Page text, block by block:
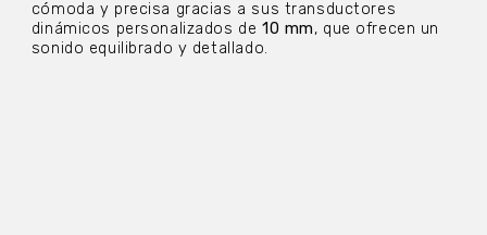
cómoda y precisa gracias a sus transductores
dinámicos personalizados de 10 mm, que ofrecen un
sonido equilibrado y detallado.